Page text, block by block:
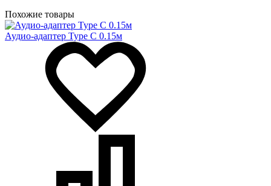
Похожие товары
Аудио-адаптер Type C 0.15м